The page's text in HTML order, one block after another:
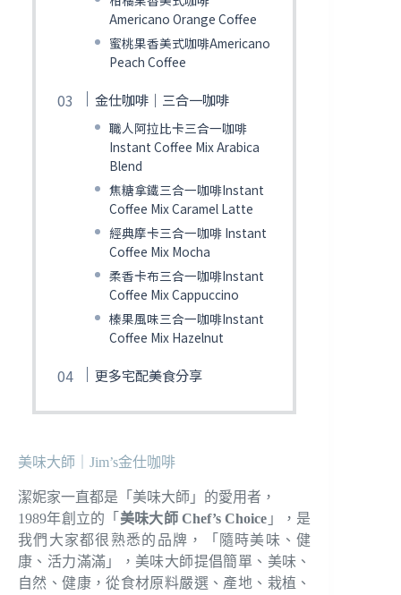
Americano Orange Coffee
蜜桃果香美式咖啡Americano
Peach Coffee
金仕咖啡｜三合一咖啡
職人阿拉比卡三合一咖啡
Instant Coffee Mix Arabica
Blend
焦糖拿鐵三合一咖啡Instant
Coffee Mix Caramel Latte
經典摩卡三合一咖啡 Instant
Coffee Mix Mocha
柔香卡布三合一咖啡Instant
Coffee Mix Cappuccino
榛果風味三合一咖啡Instant
Coffee Mix Hazelnut
更多宅配美食分享
美味大師｜Jim’s金仕咖啡
潔妮家一直都是「美味大師」的愛用者，
1989年創立的「 美味大師 Chef’s Choice 」，是
我們大家都很熟悉的品牌，「隨時美味、健
康、活力滿滿」，美味大師提倡簡單、美味、
自然、健康，從食材原料嚴選、產地、栽植、